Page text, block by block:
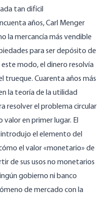
tan difícil
años, Carl Menger
la mercancía más vendible
para ser depósito de
modo, el dinero resolvía
trueque. Cuarenta años más
la teoría de la utilidad
resolver el problema circular
en primer lugar. El
el elemento del
el valor «monetario» de
de sus usos no monetarios
gobierno ni banco
de mercado con la